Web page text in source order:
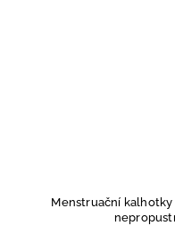
Menstruační